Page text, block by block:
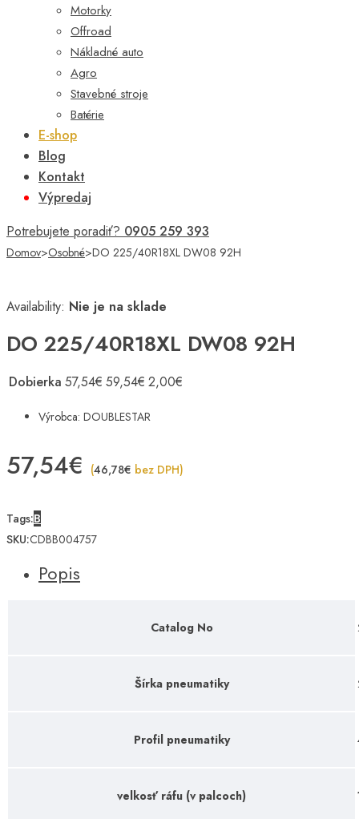
Motorky
Offroad
Nákladné auto
Agro
Stavebné stroje
Batérie
E-shop
Blog
Kontakt
Výpredaj
Potrebujete poradiť? 0905 259 393
Domov>Osobné>DO 225/40R18XL DW08 92H
Availability: Nie je na sklade
DO 225/40R18XL DW08 92H
Dobierka 57,54€ 59,54€ 2,00€
Výrobca: DOUBLESTAR
57,54€ (46,78€ bez DPH)
Tags:B
SKU:CDBB004757
Popis
Catalog No
Šírka pneumatiky
Profil pneumatiky
velkosť ráfu (v palcoch)